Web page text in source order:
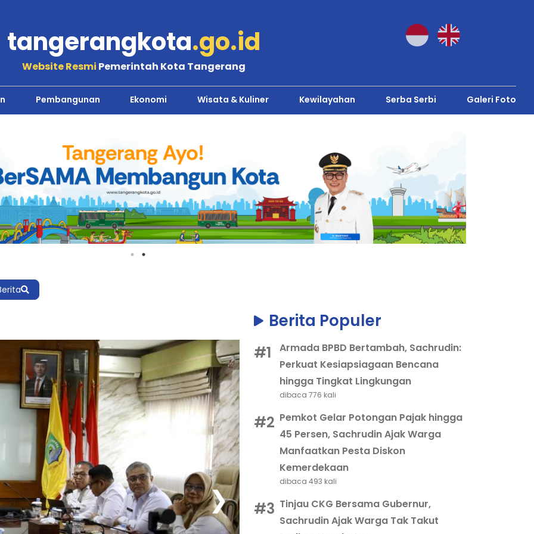
tangerangkota.go.id
Website Resmi Pemerintah Kota Tangerang
Pembangunan Ekonomi Wisata & Kuliner Kewilayahan Serba Serbi Galeri Foto
❯
Berita Populer
#1
Armada BPBD Bertambah, Sachrudin:
Perkuat Kesiapsiagaan Bencana
hingga Tingkat Lingkungan
dibaca 776 kali
#2 Pemkot Gelar Potongan Pajak hingga
45 Persen, Sachrudin Ajak Warga
Manfaatkan Pesta Diskon
Kemerdekaan
dibaca 493 kali
#3 Tinjau CKG Bersama Gubernur,
Sachrudin Ajak Warga Tak Takut